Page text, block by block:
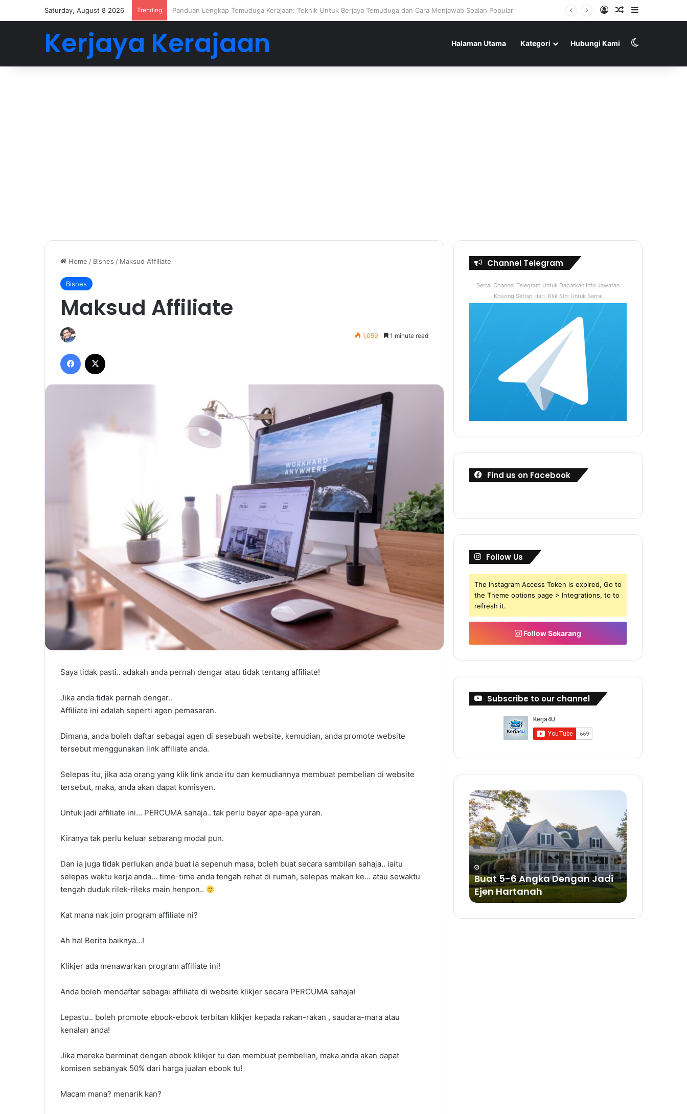
Saturday, August 8 2026 Trending Buat 5-6 Angka Dengan Jadi Ejen Hartanah Log InRandom Article
Sidebar
Kerjaya Kerajaan Halaman Utama Kategori Hubungi Kami
Home / Bisnes / Maksud Affiliate
Bisnes
Maksud Affiliate
1,059 1 minute read
Facebook
Saya tidak pasti.. adakah anda pernah dengar atau tidak tentang affiliate!
Jika anda tidak pernah dengar..
Affiliate ini adalah seperti agen pemasaran.
Dimana, anda boleh daftar sebagai agen di sesebuah website, kemudian, anda promote website
tersebut menggunakan link affiliate anda.
Selepas itu, jika ada orang yang klik link anda itu dan kemudiannya membuat pembelian di website
tersebut, maka, anda akan dapat komisyen.
Untuk jadi affiliate ini… PERCUMA sahaja.. tak perlu bayar apa-apa yuran.
Kiranya tak perlu keluar sebarang modal pun.
Dan ia juga tidak perlukan anda buat ia sepenuh masa, boleh buat secara sambilan sahaja.. iaitu
selepas waktu kerja anda… time-time anda tengah rehat di rumah, selepas makan ke… atau sewaktu
tengah duduk rilek-rileks main henpon..
Kat mana nak join program affiliate ni?
Ah ha! Berita baiknya…!
Klikjer ada menawarkan program affiliate ini!
Anda boleh mendaftar sebagai affiliate di website klikjer secara PERCUMA sahaja!
Lepastu.. boleh promote ebook-ebook terbitan klikjer kepada rakan-rakan , saudara-mara atau
kenalan anda!
Jika mereka berminat dengan ebook klikjer tu dan membuat pembelian, maka anda akan dapat
komisen sebanyak 50% dari harga jualan ebook tu!
Macam mana? menarik kan?
Channel Telegram
Sertai Channel Telegram Untuk Dapatkan Info Jawatan
Kosong Setiap Hari. Klik Sini Untuk Sertai
Find us on Facebook
Follow Us
The Instagram Access Token is expired, Go to
the Theme options page > Integrations, to to
refresh it.
Follow Sekarang
Subscribe to our channel
Hutang
Cara Settle Hutang PTPTN
Temuduga
dan
Kerajaan: Teknik Untuk Berjaya
Temuduga dan Cara
Buat
5-
6
Angka
Dengan
Jadi
Ejen
Hartanah
Buat 5-6 Angka Dengan Jadi
Ejen Hartanah
Buat
Dengan
Bisnes
Sabun